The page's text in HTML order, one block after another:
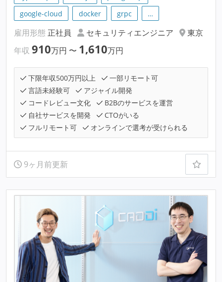
google-cloud
docker grpc …
雇用形態 正社員 セキュリティエンジニア
東京
年収 910万円 〜 1,610万円
下限年収500万円以上
一部リモート可
言語未経験可
アジャイル開発
コードレビュー文化
B2Bのサービスを運営
自社サービスを開発
CTOがいる
フルリモート可
オンラインで選考が受けられる
9ヶ月前更新